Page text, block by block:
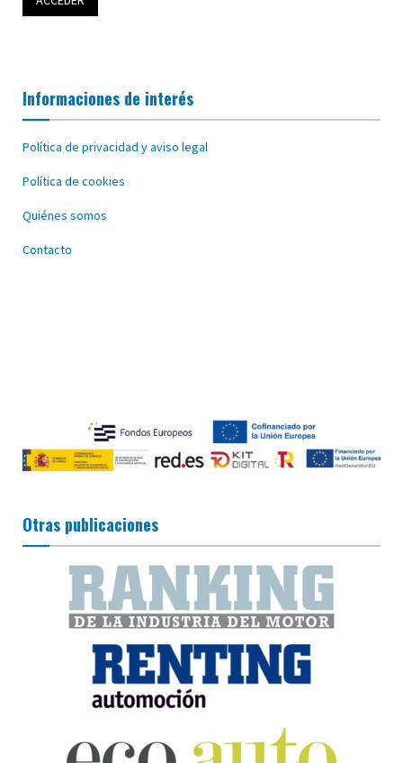
Informaciones de interés
Política de privacidad y aviso legal
Política de cookies
Quiénes somos
Contacto
Otras publicaciones